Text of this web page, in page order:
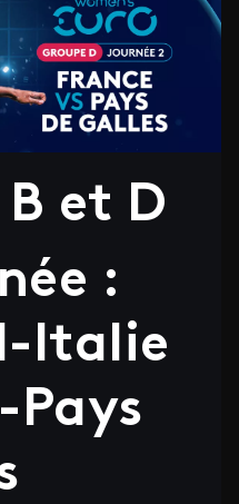
et D
:
Italie
Pays